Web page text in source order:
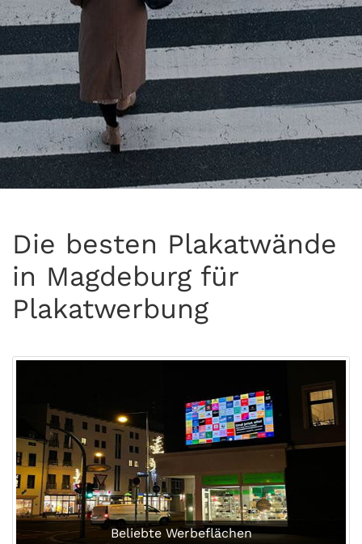
Die besten Plakatwände
in Magdeburg für
Plakatwerbung
Beliebte Werbeflächen